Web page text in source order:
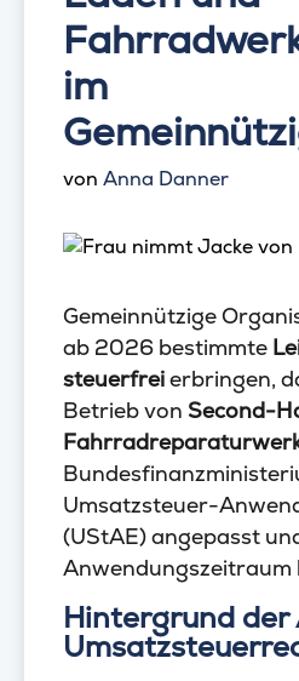
im
von Anna Danner
Gemeinnützige
ab 2026 bestimmte
steuerfreierbringen,
Betrieb von Second-
Umsatzsteuer-
(UStAE) angepasst
Anwendungszeitraum
Hintergrund der